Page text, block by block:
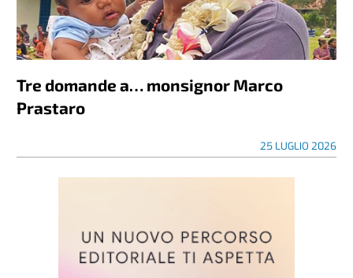
Tre domande a… monsignor Marco
Prastaro
25 LUGLIO 2026